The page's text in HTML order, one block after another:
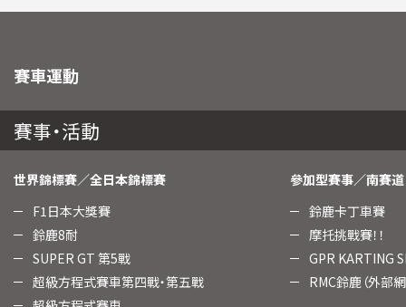
賽車運動
賽事・活動
世界錦標賽／全日本錦標賽
F1日本大獎賽
鈴鹿8耐
SUPER GT 第5戰
超級方程式賽車第四戰・第五戰
參加型賽事／南賽道
鈴鹿卡丁車賽
摩托挑戰賽！！
GPR KARTING
RMC鈴鹿（外部網